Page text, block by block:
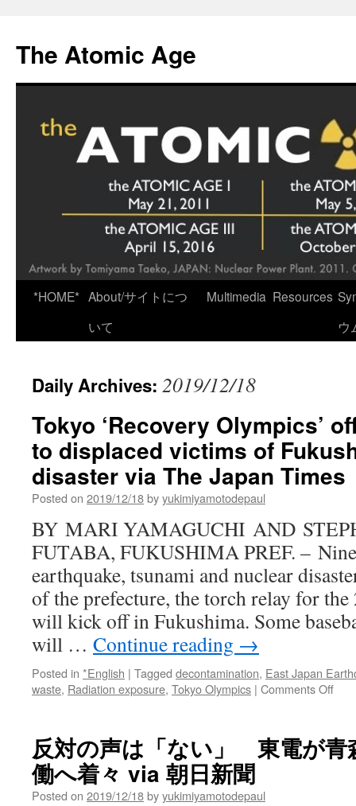
content
The Atomic Age
*HOME* About/サイトにつ
いて
Multimedia Resources
ウ
Daily Archives: 2019/12/18
Tokyo ‘Recovery Olympics’
to displaced victims of
disaster via The Japan Times
Posted on 2019/12/18byyukimiyamotodepaul
BY MARI YAMAGUCHI AND
FUTABA, FUKUSHIMA PREF. –
earthquake, tsunami and nuclear
of the prefecture, the torch relay for the
will kick off in Fukushima. Some
will … Continue reading →
Posted in *English | Tagged decontamination, East Japan
waste, Radiation exposure, Tokyo Olympics | Comments Offon
offer
反対の声は「ない」 東電が青
働へ着々 via 朝日新聞
Posted on 2019/12/18byyukimiyamotodepaul